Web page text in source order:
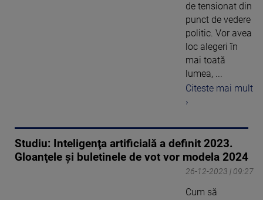
de tensionat din
punct de vedere
politic. Vor avea
loc alegeri în
mai toată
lumea, ...
Citeste mai mult
›
Studiu: Inteligenţa artificială a definit 2023.
Gloanţele şi buletinele de vot vor modela 2024
26-12-2023 | 09:27
Cum să